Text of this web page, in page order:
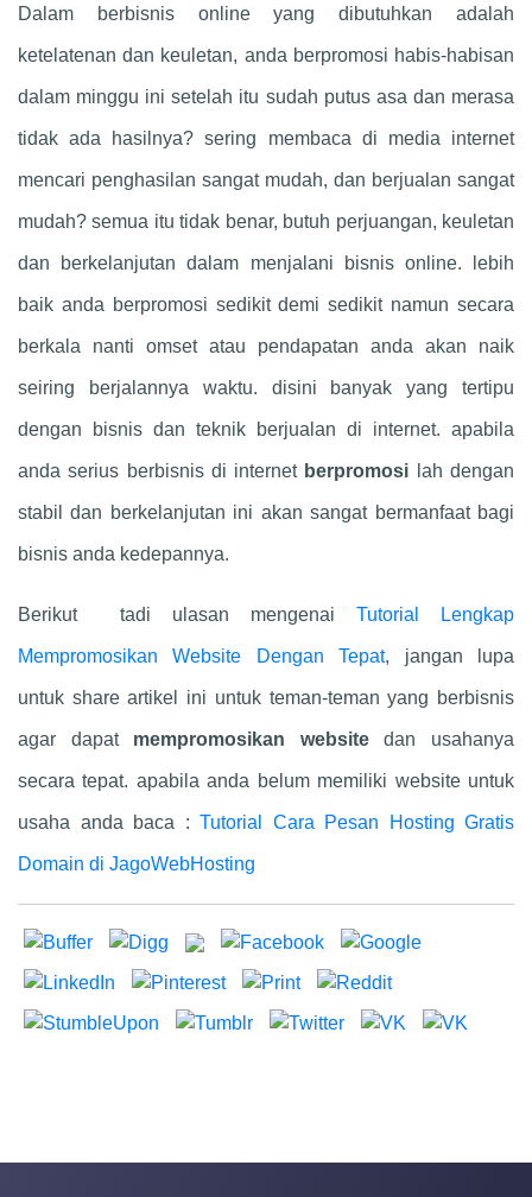
Dalam berbisnis online yang dibutuhkan adalah
ketelatenan dan keuletan, anda berpromosi habis-habisan
dalam minggu ini setelah itu sudah putus asa dan merasa
tidak ada hasilnya? sering membaca di media internet
mencari penghasilan sangat mudah, dan berjualan sangat
mudah? semua itu tidak benar, butuh perjuangan, keuletan
dan berkelanjutan dalam menjalani bisnis online. lebih
baik anda berpromosi sedikit demi sedikit namun secara
berkala nanti omset atau pendapatan anda akan naik
seiring berjalannya waktu. disini banyak yang tertipu
dengan bisnis dan teknik berjualan di internet. apabila
anda serius berbisnis di internet berpromosi lah dengan
stabil dan berkelanjutan ini akan sangat bermanfaat bagi
bisnis anda kedepannya.
Berikut tadi ulasan mengenai Tutorial Lengkap
Mempromosikan Website Dengan Tepat, jangan lupa
untuk share artikel ini untuk teman-teman yang berbisnis
agar dapat mempromosikan websitedan usahanya
secara tepat. apabila anda belum memiliki website untuk
usaha anda baca : Tutorial Cara Pesan Hosting Gratis
Domain di JagoWebHosting